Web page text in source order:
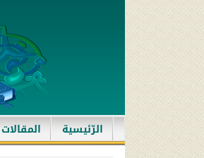
الرّئيسية(current)